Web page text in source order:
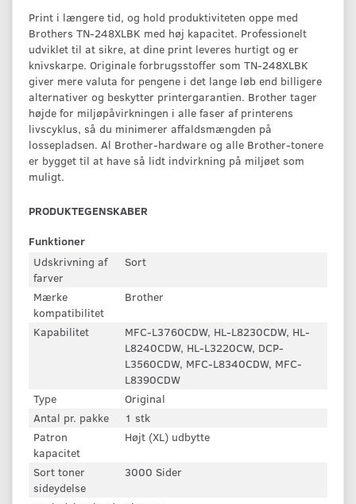
Print i længere tid, og hold produktiviteten oppe med
Brothers TN-248XLBK med høj kapacitet. Professionelt
udviklet til at sikre, at dine print leveres hurtigt og er
knivskarpe. Originale forbrugsstoffer som TN-248XLBK
giver mere valuta for pengene i det lange løb end billigere
alternativer og beskytter printergarantien. Brother tager
højde for miljøpåvirkningen i alle faser af printerens
livscyklus, så du minimerer affaldsmængden på
lossepladsen. Al Brother-hardware og alle Brother-tonere
er bygget til at have så lidt indvirkning på miljøet som
muligt.
PRODUKTEGENSKABER
Funktioner
Udskrivning af
farver
Sort
Mærke
kompatibilitet
Brother
Kapabilitet
MFC-L3760CDW, HL-L8230CDW, HL-
L8240CDW, HL-L3220CW, DCP-
L3560CDW, MFC-L8340CDW, MFC-
L8390CDW
Type
Original
Antal pr. pakke
1 stk
Patron
kapacitet
Højt (XL) udbytte
Sort toner
sideydelse
3000 Sider